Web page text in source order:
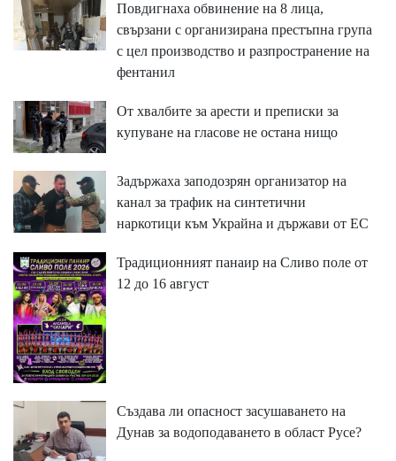
Повдигнаха обвинение на 8 лица,
свързани с организирана престъпна група
с цел производство и разпространение на
фентанил
От хвалбите за арести и преписки за
купуване на гласове не остана нищо
Задържаха заподозрян организатор на
канал за трафик на синтетични
наркотици към Украйна и държави от ЕС
Традиционният панаир на Сливо поле от
12 до 16 август
Създава ли опасност засушаването на
Дунав за водоподаването в област Русе?